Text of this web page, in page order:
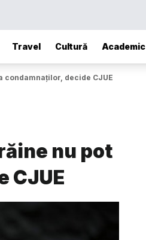
Travel Cultură Academic
condamnaților, decide CJUE
nu pot
CJUE